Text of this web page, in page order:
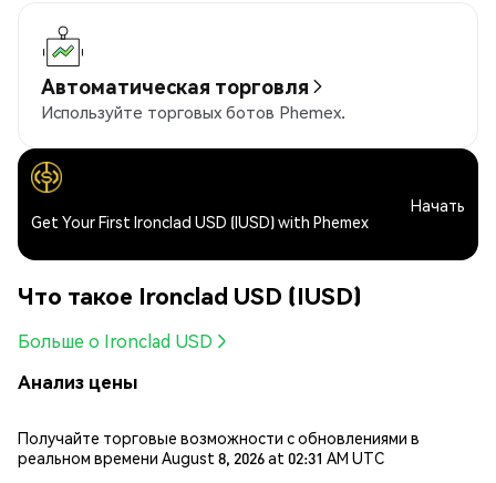
Автоматическая торговля
Используйте торговых ботов Phemex.
Get Your First Ironclad USD (IUSD) with Phemex
Начать
Что такое Ironclad USD (IUSD)
Больше о Ironclad USD
Анализ цены
Получайте торговые возможности с обновлениями в
реальном времени August 8, 2026 at 02:31 AM UTC